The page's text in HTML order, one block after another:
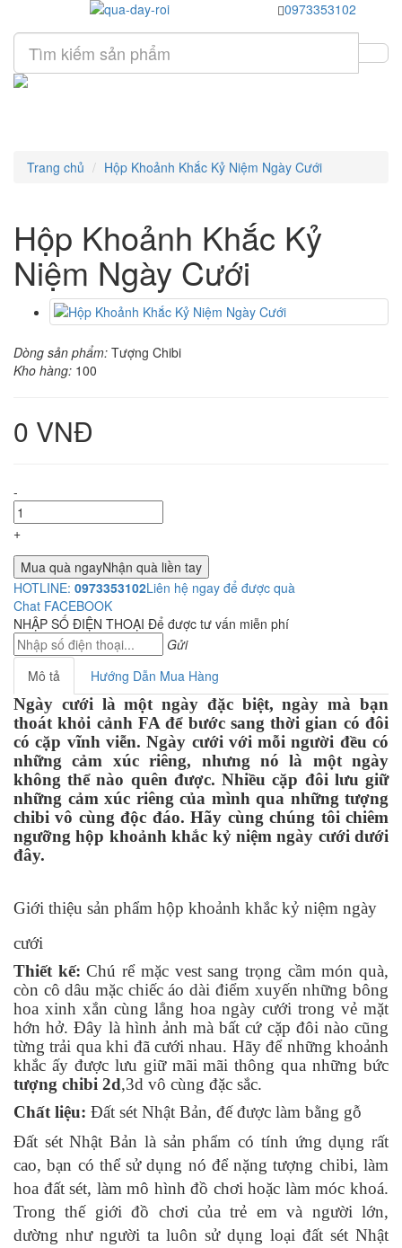
0973353102
Trang chủ Hộp Khoảnh Khắc Kỷ Niệm Ngày Cưới
Hộp Khoảnh Khắc Kỷ
Niệm Ngày Cưới
Dòng sản phẩm: Tượng Chibi
Kho hàng: 100
0 VNĐ
-
+
Mua quà ngayNhận quà liền tay
HOTLINE: 0973353102Liên hệ ngay để được quà
Chat FACEBOOK
NHẬP SỐ ĐIỆN THOẠI Để được tư vấn miễn phí
Gửi
Mô tả
Hướng Dẫn Mua Hàng
Ngày cưới là một ngày đặc biệt, ngày mà bạn
thoát khỏi cảnh FA để bước sang thời gian có đôi
có cặp vĩnh viễn. Ngày cưới với mỗi người đều có
những cảm xúc riêng, nhưng nó là một ngày
không thể nào quên được. Nhiều cặp đôi lưu giữ
những cảm xúc riêng của mình qua những tượng
chibi vô cùng độc đáo. Hãy cùng chúng tôi chiêm
ngưỡng hộp khoảnh khắc kỷ niệm ngày cưới dưới
đây.
Giới thiệu sản phẩm hộp khoảnh khắc kỷ niệm ngày
cưới
Thiết kế: Chú rể mặc vest sang trọng cầm món quà,
còn cô dâu mặc chiếc áo dài điểm xuyến những bông
hoa xinh xắn cùng lẳng hoa ngày cưới trong vẻ mặt
hớn hở. Đây là hình ảnh mà bất cứ cặp đôi nào cũng
từng trải qua khi đã cưới nhau. Hãy để những khoảnh
khắc ấy được lưu giữ mãi mãi thông qua những bức
tượng chibi 2d,3d vô cùng đặc sắc.
Chất liệu: Đất sét Nhật Bản, đế được làm bằng gỗ
Đất sét Nhật Bản là sản phẩm có tính ứng dụng rất
cao, bạn có thể sử dụng nó để nặng tượng chibi, làm
hoa đất sét, làm mô hình đồ chơi hoặc làm móc khoá.
Trong thế giới đồ chơi của trẻ em và người lớn,
dường như người ta luôn sử dụng loại đất sét Nhật